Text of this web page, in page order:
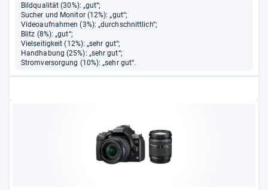
Bildqualität (30%): „gut“;
Sucher und Monitor (12%): „gut“;
Videoaufnahmen (3%): „durchschnittlich“;
Blitz (8%): „gut“;
Vielseitigkeit (12%): „sehr gut“;
Handhabung (25%): „sehr gut“;
Stromversorgung (10%): „sehr gut“.